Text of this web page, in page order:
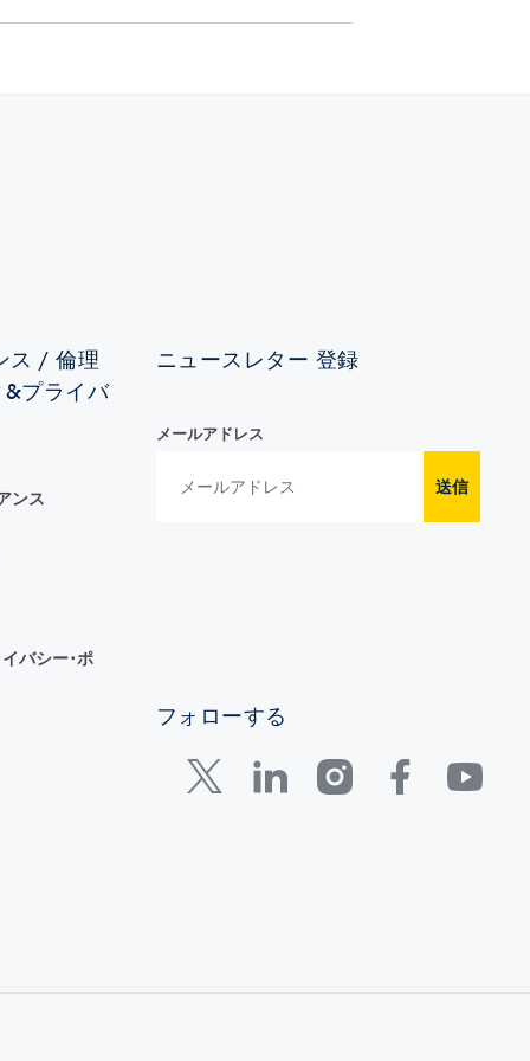
ス / 倫理
プライバ
ンス
バシー･ポ
ニュースレター 登録
メールアドレス
送信
フォローする